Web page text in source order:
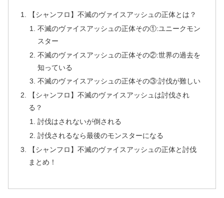
【シャンフロ】不滅のヴァイスアッシュの正体とは？
不滅のヴァイスアッシュの正体その①:ユニークモン
スター
不滅のヴァイスアッシュの正体その②:世界の過去を
知っている
不滅のヴァイスアッシュの正体その③:討伐が難しい
【シャンフロ】不滅のヴァイスアッシュは討伐され
る？
討伐はされないが倒される
討伐されるなら最後のモンスターになる
【シャンフロ】不滅のヴァイスアッシュの正体と討伐
まとめ！